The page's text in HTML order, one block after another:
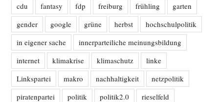
cdu
fantasy fdp freiburg frühling
garten
gender
google grüne herbst
hochschulpolitik
in eigener sache
innerparteiliche meinungsbildung
internet
klimakrise klimaschutz
linke
Linkspartei
makro nachhaltigkeit
netzpolitik
piratenpartei
politik politik2.0
rieselfeld